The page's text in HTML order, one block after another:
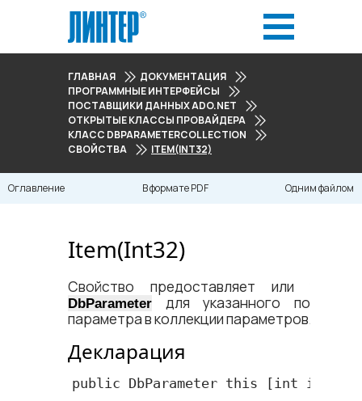
ГЛАВНАЯ
ДОКУМЕНТАЦИЯ
ПРОГРАММНЫЕ ИНТЕРФЕЙСЫ
ПОСТАВЩИКИ ДАННЫХ ADO.NET
ОТКРЫТЫЕ КЛАССЫ ПРОВАЙДЕРА
КЛАСС DBPARAMETERCOLLECTION
СВОЙСТВА
ITEM(INT32)
Оглавление В формате PDF Одним файлом
Item(Int32)
Свойство предоставляет или
DbParameter для указанного по
параметра в коллекции параметров.
Декларация
public DbParameter this [int